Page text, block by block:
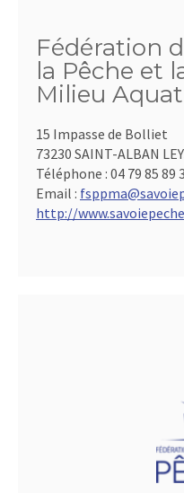
Fédération
la Pêche et
Milieu
15 Impasse de Bolliet
73230 SAINT-ALBAN
Téléphone : 04 79 85 89
Email :
http://